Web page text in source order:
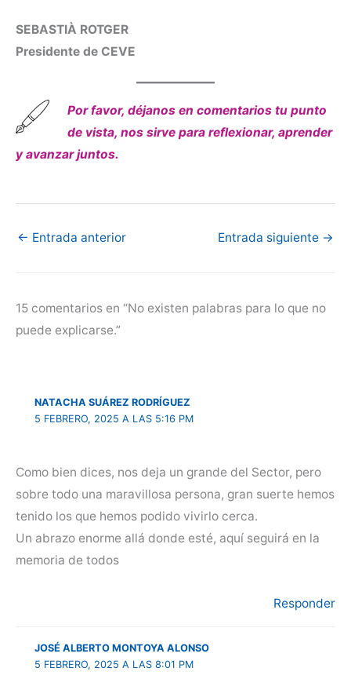
SEBASTIÀ ROTGER
Presidente de CEVE
Por favor, déjanos en comentarios tu punto
de vista, nos sirve para reflexionar, aprender
y avanzar juntos.
← Entrada anterior Entrada siguiente →
15 comentarios en “No existen palabras para lo que no
puede explicarse.”
NATACHA SUÁREZ RODRÍGUEZ
5 FEBRERO, 2025 A LAS 5:16 PM
Como bien dices, nos deja un grande del Sector, pero
sobre todo una maravillosa persona, gran suerte hemos
tenido los que hemos podido vivirlo cerca.
Un abrazo enorme allá donde esté, aquí seguirá en la
memoria de todos
Responder
JOSÉ ALBERTO MONTOYA ALONSO
5 FEBRERO, 2025 A LAS 8:01 PM